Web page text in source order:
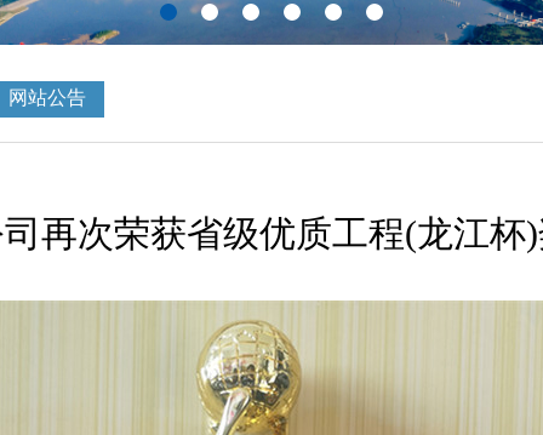
网站公告
再次荣获省级优质工程(龙江杯